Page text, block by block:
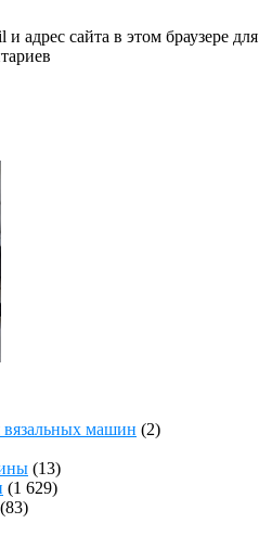
адрес сайта в этом браузере для
вязальных машин (2)
(13)
(1 629)
(83)